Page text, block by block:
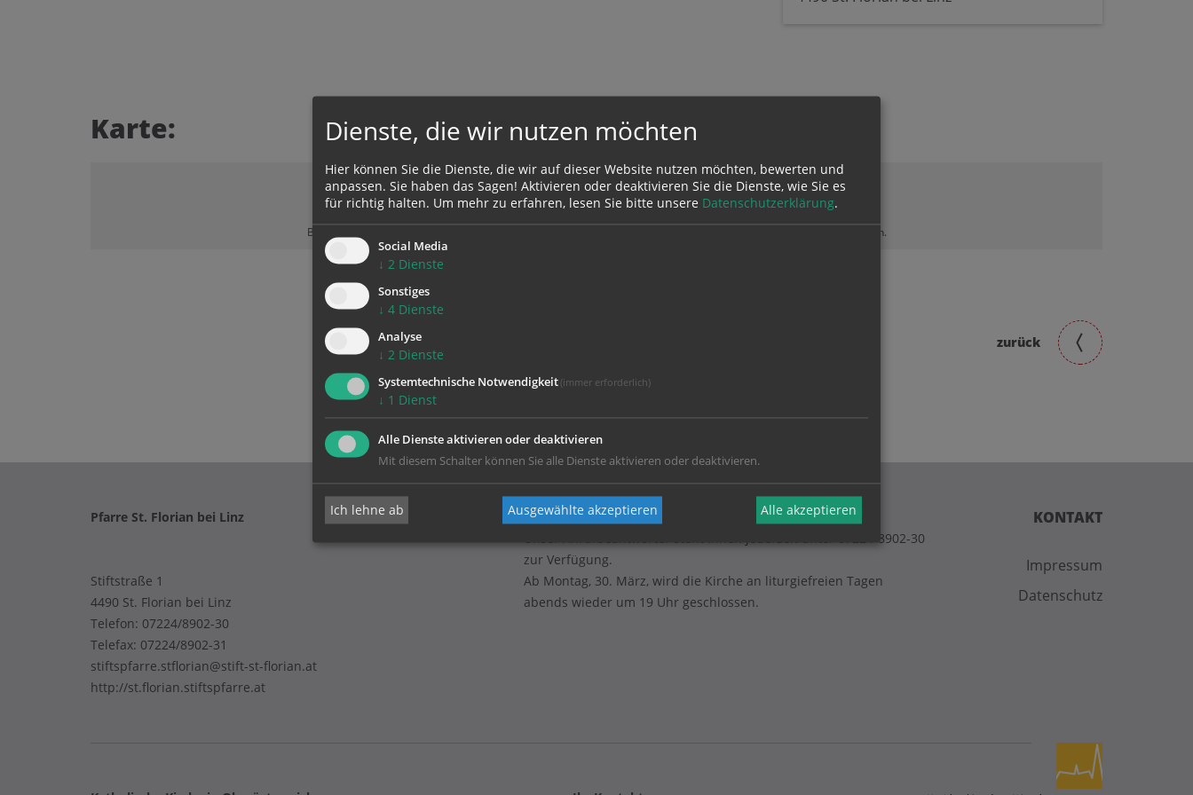
Karte:
Zustimmung erforderlich!
Bitte akzeptieren Sie
, um diesen Inhalt sehen zu können.
zurück
KONTAKT
Impressum
Datenschutz
Pfarre St. Florian bei Linz
Stiftstraße 1
4490 St. Florian bei Linz
Telefon: 07224/8902-30
Telefax: 07224/8902-31
stiftspfarre.stflorian@stift-st-florian.at
http://st.florian.stiftspfarre.at
(Dienstags geschlossen)
Unser Anrufbeantworter steht Ihnen jederzeit unter 07224-8902-30
zur Verfügung.
Ab Montag, 30. März, wird die Kirche an liturgiefreien Tagen
abends wieder um 19 Uhr geschlossen.
Dienste, die wir nutzen möchten
Hier können Sie die Dienste, die wir auf dieser Website nutzen möchten, bewerten und
anpassen. Sie haben das Sagen! Aktivieren oder deaktivieren Sie die Dienste, wie Sie es
für richtig halten. Um mehr zu erfahren, lesen Sie bitte unsere Datenschutzerklärung.
Social Media
↓ 2 Dienste
Sonstiges
↓ 4 Dienste
Analyse
↓ 2 Dienste
Systemtechnische Notwendigkeit (immer erforderlich)
↓ 1 Dienst
Alle Dienste aktivieren oder deaktivieren
Mit diesem Schalter können Sie alle Dienste aktivieren oder deaktivieren.
Ich lehne ab Ausgewählte akzeptieren Alle akzeptieren